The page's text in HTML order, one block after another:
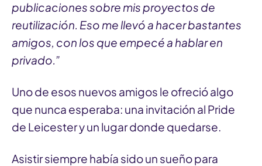
publicaciones sobre mis proyectos de
reutilización. Eso me llevó a hacer bastantes
amigos, con los que empecé a hablar en
privado.”
Uno de esos nuevos amigos le ofreció algo
que nunca esperaba: una invitación al Pride
de Leicester y un lugar donde quedarse.
Asistir siempre había sido un sueño para